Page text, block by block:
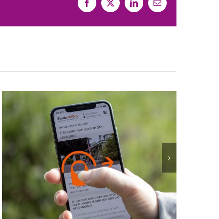
Facebook
X LinkedIn
E-
Mail
alpha.web geht in
Stockelsdorf bei
Lübeck als
Stodo.NEWS ONLINE